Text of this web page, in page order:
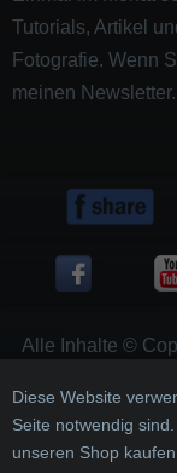
Tutorials, Artikel
Fotografie. Wenn
meinen Newsletter.
Alle Inhalte ©
Diese Website
Seite notwendig
unseren Shop